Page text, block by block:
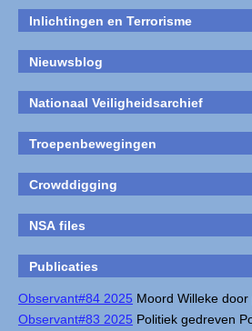
Inlichtingen en Terrorisme
Nieuwsblog
Nationaal Veiligheidsarchief
Troepenbewegingen
Crowddigging
NSA files
Publicaties
Observant#84 2025 Moord Willeke
Observant#83 2025 Politiek gedreven